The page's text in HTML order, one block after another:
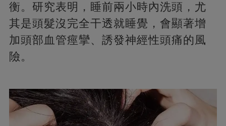
衡。研究表明，睡前兩小時內洗頭，尤
其是頭髮沒完全干透就睡覺，會顯著增
加頭部血管痙攣、誘發神經性頭痛的風
險。